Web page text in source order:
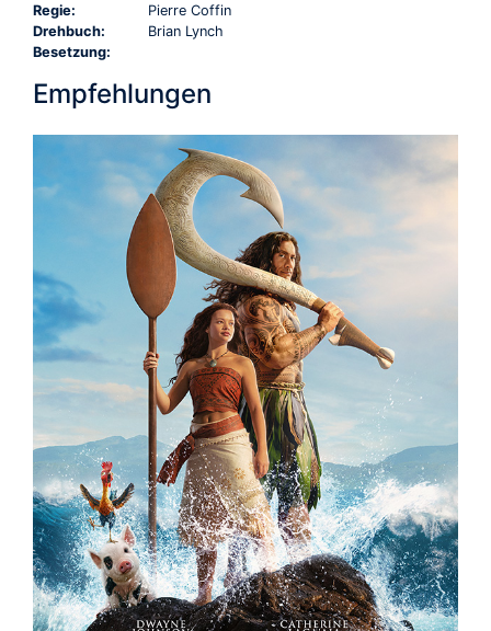
Regie:
Pierre Coffin
Drehbuch:
Brian Lynch
Besetzung:
Empfehlungen